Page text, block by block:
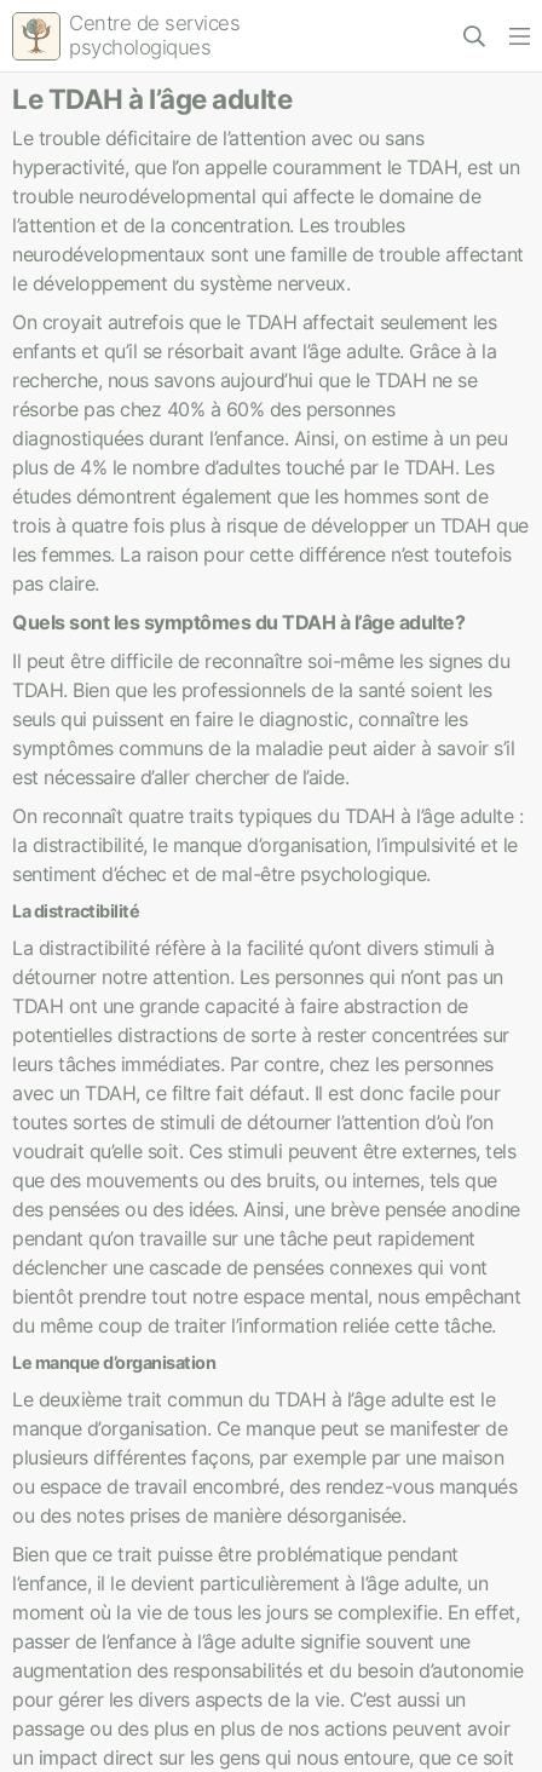
Centre de services
psychologiques
Le TDAH à l’âge adulte
Le trouble déficitaire de l’attention avec ou sans
hyperactivité, que l’on appelle couramment le TDAH, est un
trouble neurodévelopmental qui affecte le domaine de
l’attention et de la concentration. Les troubles
neurodévelopmentaux sont une famille de trouble affectant
le développement du système nerveux.
On croyait autrefois que le TDAH affectait seulement les
enfants et qu’il se résorbait avant l’âge adulte. Grâce à la
recherche, nous savons aujourd’hui que le TDAH ne se
résorbe pas chez 40% à 60% des personnes
diagnostiquées durant l’enfance. Ainsi, on estime à un peu
plus de 4% le nombre d’adultes touché par le TDAH. Les
études démontrent également que les hommes sont de
trois à quatre fois plus à risque de développer un TDAH que
les femmes. La raison pour cette différence n’est toutefois
pas claire.
Quels sont les symptômes du TDAH à l’âge adulte?
Il peut être difficile de reconnaître soi-même les signes du
TDAH. Bien que les professionnels de la santé soient les
seuls qui puissent en faire le diagnostic, connaître les
symptômes communs de la maladie peut aider à savoir s’il
est nécessaire d’aller chercher de l’aide.
On reconnaît quatre traits typiques du TDAH à l’âge adulte :
la distractibilité, le manque d’organisation, l’impulsivité et le
sentiment d’échec et de mal-être psychologique.
La distractibilité
La distractibilité réfère à la facilité qu’ont divers stimuli à
détourner notre attention. Les personnes qui n’ont pas un
TDAH ont une grande capacité à faire abstraction de
potentielles distractions de sorte à rester concentrées sur
leurs tâches immédiates. Par contre, chez les personnes
avec un TDAH, ce filtre fait défaut. Il est donc facile pour
toutes sortes de stimuli de détourner l’attention d’où l’on
voudrait qu’elle soit. Ces stimuli peuvent être externes, tels
que des mouvements ou des bruits, ou internes, tels que
des pensées ou des idées. Ainsi, une brève pensée anodine
pendant qu’on travaille sur une tâche peut rapidement
déclencher une cascade de pensées connexes qui vont
bientôt prendre tout notre espace mental, nous empêchant
du même coup de traiter l’information reliée cette tâche.
Le manque d’organisation
Le deuxième trait commun du TDAH à l’âge adulte est le
manque d’organisation. Ce manque peut se manifester de
plusieurs différentes façons, par exemple par une maison
ou espace de travail encombré, des rendez-vous manqués
ou des notes prises de manière désorganisée.
Bien que ce trait puisse être problématique pendant
l’enfance, il le devient particulièrement à l’âge adulte, un
moment où la vie de tous les jours se complexifie. En effet,
passer de l’enfance à l’âge adulte signifie souvent une
augmentation des responsabilités et du besoin d’autonomie
pour gérer les divers aspects de la vie. C’est aussi un
passage ou des plus en plus de nos actions peuvent avoir
un impact direct sur les gens qui nous entoure, que ce soit